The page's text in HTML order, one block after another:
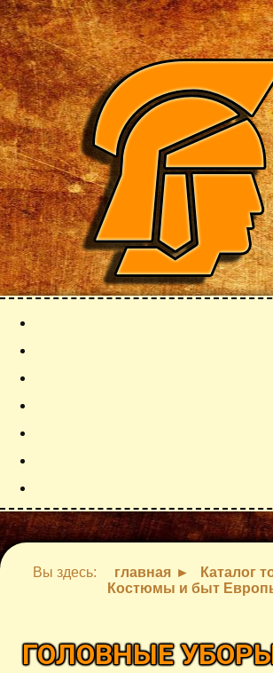
Вы здесь: главная Каталог
Костюмы и быт
ГОЛОВНЫЕ